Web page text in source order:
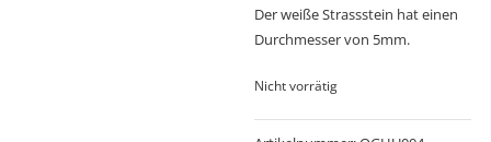
Der weiße Strassstein hat einen
Durchmesser von 5mm.
Nicht vorrätig